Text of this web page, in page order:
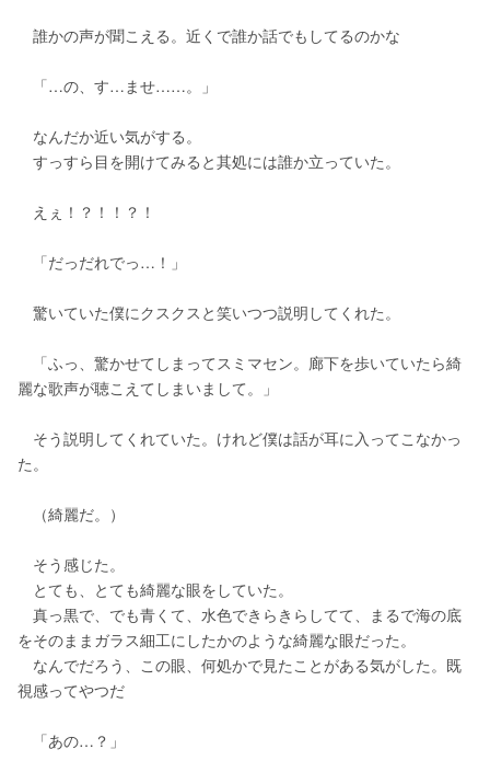
誰かの声が聞こえる。近くで誰か話でもしてるのかな
「…の、す…ませ……。」
なんだか近い気がする。
すっすら目を開けてみると其処には誰か立っていた。
えぇ！？！！？！
「だっだれでっ…！」
驚いていた僕にクスクスと笑いつつ説明してくれた。
「ふっ、驚かせてしまってスミマセン。廊下を歩いていたら綺
麗な歌声が聴こえてしまいまして。」
そう説明してくれていた。けれど僕は話が耳に入ってこなかっ
た。
（綺麗だ。）
そう感じた。
とても、とても綺麗な眼をしていた。
真っ黒で、でも青くて、水色できらきらしてて、まるで海の底
をそのままガラス細工にしたかのような綺麗な眼だった。
なんでだろう、この眼、何処かで見たことがある気がした。既
視感ってやつだ
「あの…？」